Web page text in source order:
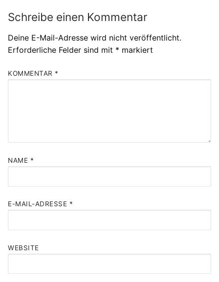
Schreibe einen Kommentar
Deine E-Mail-Adresse wird nicht veröffentlicht.
Erforderliche Felder sind mit * markiert
KOMMENTAR *
NAME *
E-MAIL-ADRESSE *
WEBSITE